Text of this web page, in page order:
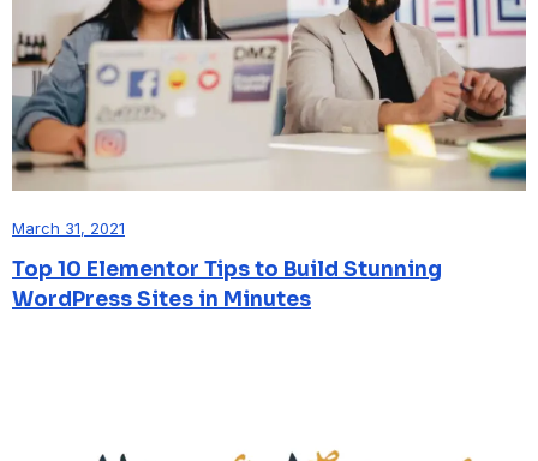
March 31, 2021
Top 10 Elementor Tips to Build Stunning
WordPress Sites in Minutes